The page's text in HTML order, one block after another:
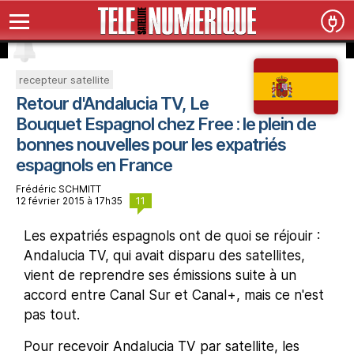
recepteur satellite
Retour d'Andalucia TV, Le
Bouquet Espagnol chez Free : le plein de
bonnes nouvelles pour les expatriés
espagnols en France
Frédéric SCHMITT
12 février 2015 à 17h35
11
Les expatriés espagnols ont de quoi se réjouir :
Andalucia TV, qui avait disparu des satellites,
vient de reprendre ses émissions suite à un
accord entre Canal Sur et Canal+, mais ce n'est
pas tout.
Pour recevoir Andalucia TV par satellite, les